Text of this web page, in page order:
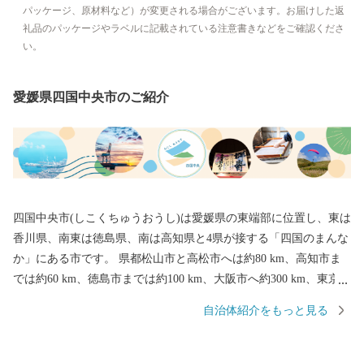
パッケージ、原材料など）が変更される場合がございます。お届けした返
礼品のパッケージやラベルに記載されている注意書きなどをご確認くださ
い。
愛媛県四国中央市のご紹介
四国中央市(しこくちゅうおうし)は愛媛県の東端部に位置し、東は
香川県、南東は徳島県、南は高知県と4県が接する「四国のまんな
か」にある市です。 県都松山市と高松市へは約80 km、高知市ま
では約60 km、徳島市までは約100 km、大阪市へ約300 km、東京都
でも揃う」と言われるほど多種多様な紙製品がこの地で現在も生
自治体紹介をもっと見る